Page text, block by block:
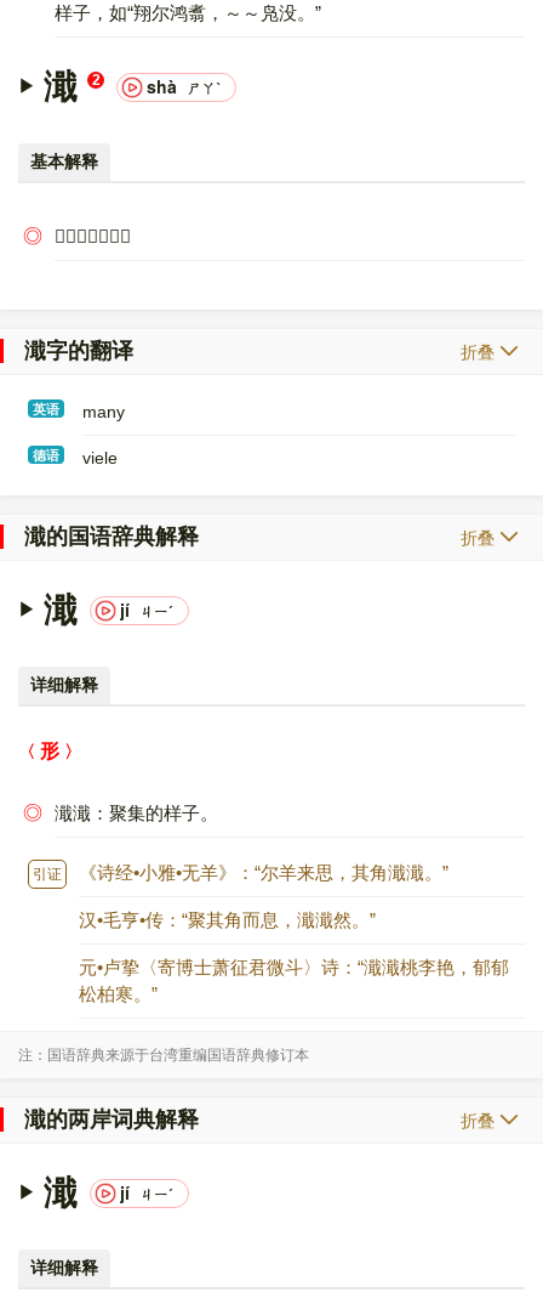
样子，如“翔尔鸿翥，～～凫没。”
濈 2 shà ㄕㄚˋ
基本解释
◎ 〔𣹱～〕湍流。
濈字的翻译 折叠
英语 many
德语 viele
濈的国语辞典解释 折叠
濈 jí ㄐㄧˊ
详细解释
形
◎ 濈濈：聚集的样子。
引证 ： 《诗经•小雅•无羊》：“尔羊来思，其角濈濈。”
汉•毛亨•传：“聚其角而息，濈濈然。”
元•卢挚〈寄博士萧征君微斗〉诗：“濈濈桃李艳，郁郁
松柏寒。”
注：国语辞典来源于台湾重编国语辞典修订本
濈的两岸词典解释 折叠
濈 jí ㄐㄧˊ
详细解释